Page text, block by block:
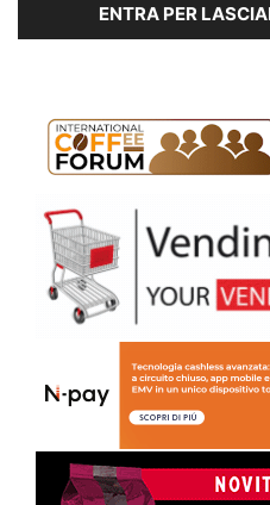
ENTRA PER